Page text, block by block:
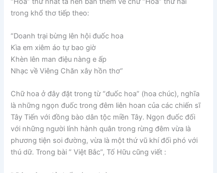
trong khổ thơ tiếp theo:
“Doanh trại bừng lên hội đuốc hoa
Kìa em xiêm áo tự bao giờ
Khèn lên man điệu nàng e ấp
Nhạc về Viêng Chăn xây hồn thơ”
Chữ hoa ở đây đặt trong từ “đuốc hoa” (hoa chúc), nghĩa
là những ngọn đuốc trong đêm liên hoan của các chiến sĩ
Tây Tiến với đồng bào dân tộc miền Tây. Ngọn đuốc đối
với những người lính hành quân trong rừng đêm vừa là
phương tiện soi đường, vừa là một thứ vũ khí đối phó với
thú dữ. Trong bài ” Việt Bắc”, Tố Hữu cũng viết :